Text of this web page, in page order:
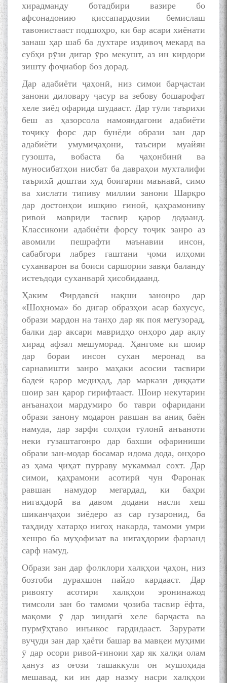
хирадманду ботадбири вазире бо
афсонадонию қиссапардозии бемислаш
тавонистааст подшоҳро, ки бар асари хиёнати
занаш ҳар шаб ба духтаре издивоҷ мекард ва
субҳи рӯзи дигар ӯро мекушт, аз ин кирдори
зишту фоҷиабор боз дорад.
Дар адабиёти ҷаҳонӣ, низ симои барҷастаи
занони диловару ҷасур ва зебову бошарофат
хеле зиёд офарида шудааст. Дар тӯли таърихи
беш аз ҳазорсола намояндагони адабиёти
тоҷику форс дар бунёди образи зан дар
адабиёти умумиҷаҳонӣ, таъсири муайян
гузошта, вобаста ба ҷаҳонбинӣ ва
муносибатҳои нисбат ба давраҳои мухталифи
таърихӣ доштаи худ боигарии маънавӣ, симо
ва хислати типиву миллии занони Шарқро
дар достонҳои ишқию ғиноӣ, қаҳрамониву
ривоӣ мавриди тасвир қарор додаанд.
Классикони адабиёти форсу тоҷик занро аз
авомили пешрафти маънавии инсон,
сабабгори лабрез гаштани ҷоми илҳоми
суханварон ва боиси саршории завқи баланду
истеъдоди суханварӣ ҳисобидаанд.
Ҳаким Фирдавсӣ нақши занонро дар
«Шоҳнома» бо дигар образҳои асар бахусус,
образи мардон на танҳо дар як поя мегузорад,
балки дар аксари мавридҳо онҳоро дар ақлу
хирад афзал мешуморад. Ҳангоме ки шоир
дар бораи инсон сухан меронад ва
сарнавишти занро маҳаки асосии тасвири
бадеӣ қарор медиҳад, дар маркази диққати
шоир зан қарор гирифтааст. Шоир некутарин
анъанаҳои мардумиро бо таври офаридани
образи занону модарон равшан ва аниқ баён
намуда, дар зарфи солҳои тӯлонӣ анъаноти
неки гузаштагонро дар бахши офариниши
образи зан-модар босамар идома дода, онҳоро
аз ҳама ҷиҳат пурраву мукаммал сохт. Дар
симои, қаҳрамони асотирӣ чун Фаронак
равшан намудор мегардад, ки баҳри
нигаҳдорӣ ва давом додани насли хеш
шиканҷаҳои зиёдеро аз сар гузаронид, ба
таҳдиду хатарҳо нигоҳ накарда, тамоми умри
хешро ба муҳофизат ва нигаҳдории фарзанд
сарф намуд.
Образи зан дар фолклори халқҳои ҷаҳон, низ
бозтоби дурахшон пайдо кардааст. Дар
ривояту асотири халқҳои эронинажод
тимсоли зан бо тамоми ҷозиба тасвир ёфта,
мақоми ӯ дар зиндагӣ хеле барҷаста ва
пурмӯҳтаво инъикос гардидааст. Зарурати
вуҷуди зан дар ҳаёти башар ва мавқеи муҳими
ӯ дар осори ривоӣ-ғиноии ҳар як халқи олам
ҳанӯз аз оғози ташаккули он мушоҳида
мешавад, ки ин дар назму насри халқҳои